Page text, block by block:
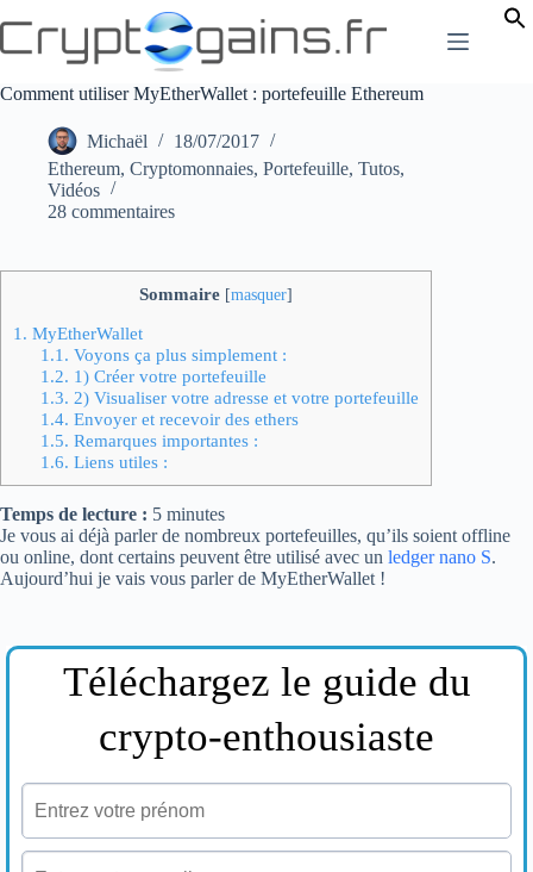
au
contenu
Comment utiliser MyEtherWallet : portefeuille Ethereum
Michaël
18/07/2017
Ethereum, Cryptomonnaies, Portefeuille, Tutos,
Vidéos
28 commentaires
Sommaire [masquer]
1. MyEtherWallet
1.1. Voyons ça plus simplement :
1.2. 1) Créer votre portefeuille
1.3. 2) Visualiser votre adresse et votre portefeuille
1.4. Envoyer et recevoir des ethers
1.5. Remarques importantes :
1.6. Liens utiles :
Temps de lecture : 5 minutes
Je vous ai déjà parler de nombreux portefeuilles, qu’ils soient offline
ou online, dont certains peuvent être utilisé avec un ledger nano S.
Aujourd’hui je vais vous parler de MyEtherWallet !